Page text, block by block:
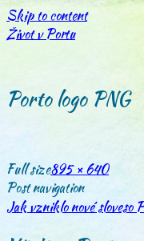
Skip to content
Život v Portu
Porto logo PNG
Full size895 × 640
Post navigation
Jak vzniklo nové sloveso